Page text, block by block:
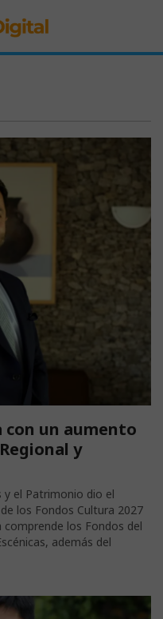
con un aumento
y
y el Patrimonio dio el
los Fondos Cultura 2027
los Fondos del
además del